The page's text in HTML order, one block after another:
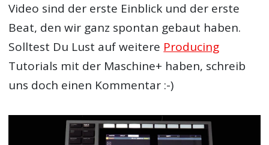
Video sind der erste Einblick und der erste
Beat, den wir ganz spontan gebaut haben.
Solltest Du Lust auf weitere Producing
Tutorials mit der Maschine+ haben, schreib
uns doch einen Kommentar :-)